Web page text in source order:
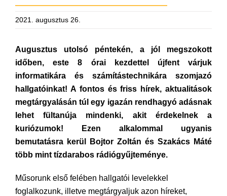
2021. augusztus 26.
Augusztus utolsó péntekén, a jól megszokott
időben, este 8 órai kezdettel újfent várjuk
informatikára és számítástechnikára szomjazó
hallgatóinkat! A fontos és friss hírek, aktualitások
megtárgyalásán túl egy igazán rendhagyó adásnak
lehet fültanúja mindenki, akit érdekelnek a
kuriózumok! Ezen alkalommal ugyanis
bemutatásra kerül Bojtor Zoltán és Szakács Máté
több mint tízdarabos rádiógyűjteménye.
Műsorunk első felében hallgatói levelekkel
foglalkozunk, illetve megtárgyaljuk azon híreket,